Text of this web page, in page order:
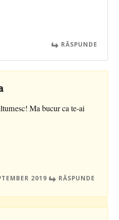
RĂSPUNDE
Ma bucur ca te-ai
2019 RĂSPUNDE